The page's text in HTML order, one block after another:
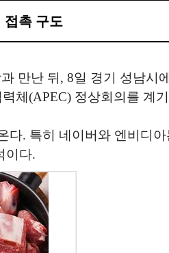
접촉 구도
만난 뒤, 8일 경기 성남시
체(APEC) 정상회의를 계
. 특히 네이버와 엔비디
이다.